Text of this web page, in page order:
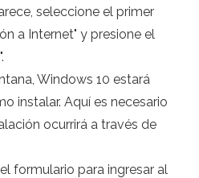
seleccione el primer
a Internet" y presione el
Windows 10 estará
instalar. Aquí es necesario
ocurrirá a través de
formulario para ingresar al